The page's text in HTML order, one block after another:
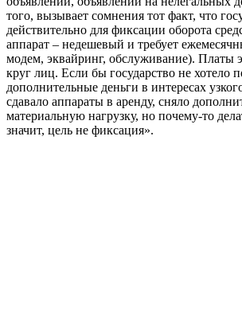
того, вызывает сомнения тот факт, что
действительно для фиксации оборота
аппарат – недешевый и требует
модем, эквайринг, обслуживание). Платы
круг лиц. Если бы государство не хотело
дополнительные деньги в интересах
сдавало аппараты в аренду, сняло
материальную нагрузку, но почему-то
значит, цель не фиксация».